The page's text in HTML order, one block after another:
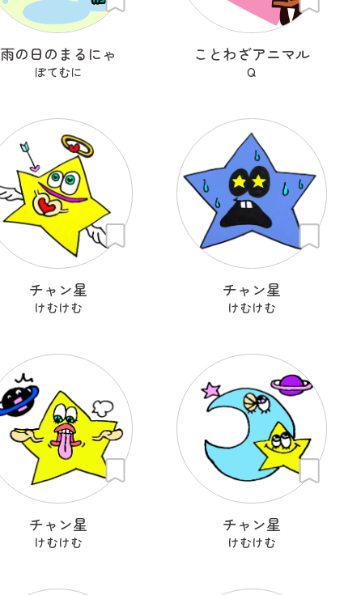
雨の日のまるにゃ
ぽてむに
ことわざアニマル
Q
チャン星
けむけむ
チャン星
けむけむ
チャン星
けむけむ
チャン星
けむけむ